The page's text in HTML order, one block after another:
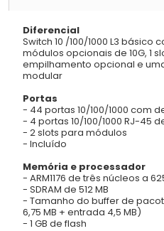
Diferencial
Switch 10 /100/1000 L3 básico
módulos opcionais de 10G, 1
empilhamento opcional e
modular
Portas
- 44 portas 10/100/1000 com
- 4 portas 10/100/1000 RJ-45
- 2 slots para módulos
- Incluído
Memória e processador
- ARM1176 de três núcleos a
- SDRAM de 512 MB
- Tamanho do buffer de
6,75 MB + entrada 4,5 MB)
- 1 GB de flash